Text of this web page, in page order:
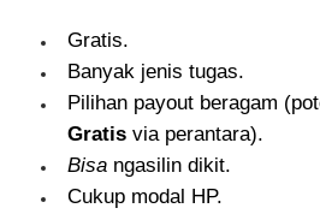
Gratis.
Banyak jenis tugas.
Pilihan payout beragam
Gratis via perantara).
Bisa ngasilin dikit.
Cukup modal HP.